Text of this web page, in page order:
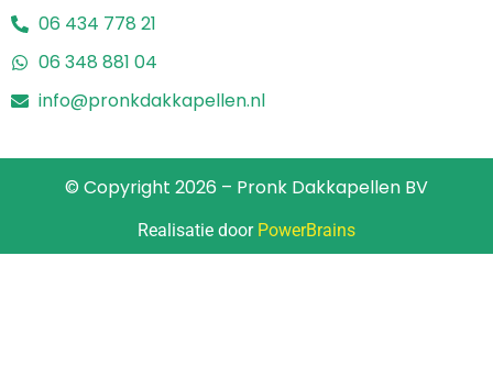
06 434 778 21
06 348 881 04
info@pronkdakkapellen.nl
© Copyright 2026 – Pronk Dakkapellen BV
Realisatie door PowerBrains